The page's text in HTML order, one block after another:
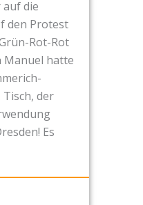
die
den Protest
Rot-Rot
Manuel hatte
der
Es